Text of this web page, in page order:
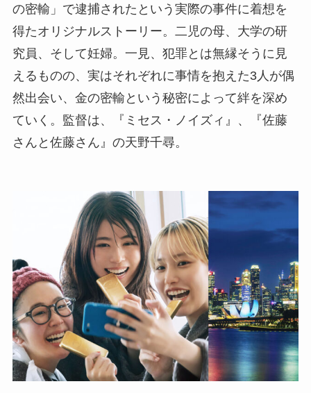
の密輸」で逮捕されたという実際の事件に着想を
得たオリジナルストーリー。二児の母、大学の研
究員、そして妊婦。一見、犯罪とは無縁そうに見
えるものの、実はそれぞれに事情を抱えた3人が偶
然出会い、金の密輸という秘密によって絆を深め
ていく。監督は、『ミセス・ノイズィ』、『佐藤
さんと佐藤さん』の天野千尋。